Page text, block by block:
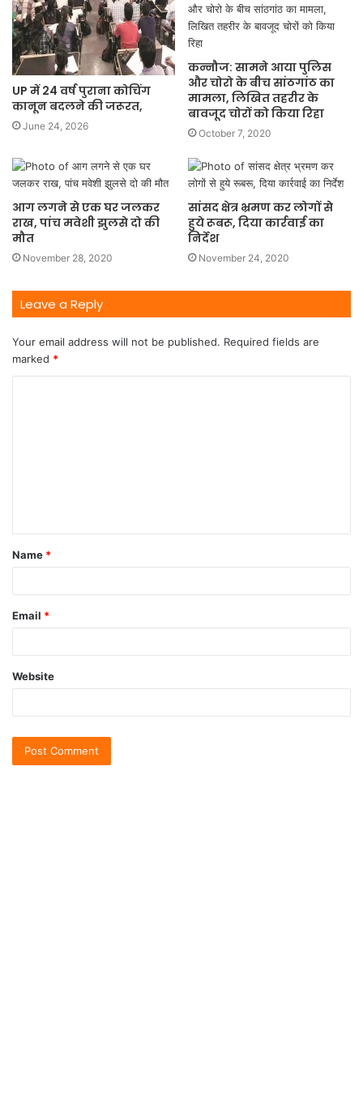
UP में 24 वर्ष पुराना कोचिंग
कानून बदलने की जरूरत,
June 24, 2026
कन्नौज: सामने आया पुलिस
और चोरो के बीच सांठगांठ का
मामला, लिखित तहरीर के
बावजूद चोरों को किया रिहा
October 7, 2020
आग लगने से एक घर जलकर
राख, पांच मवेशी झुलसे दो की
मौत
November 28, 2020
सांसद क्षेत्र भ्रमण कर लोगों से
हुये रूबरू, दिया कार्रवाई का
निर्देश
November 24, 2020
Leave a Reply
Your email address will not be published. Required fields are
marked *
Name *
Email *
Website